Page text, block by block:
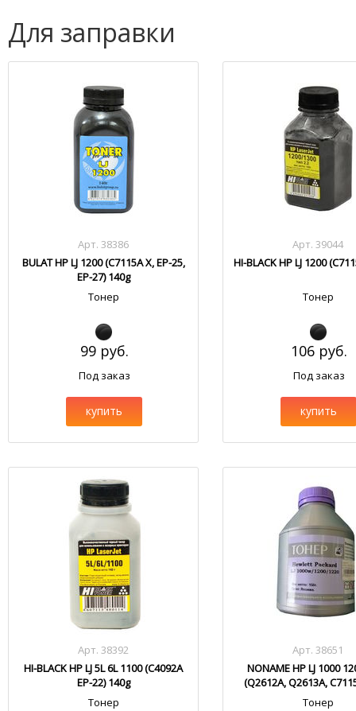
Для заправки
Арт. 38386
BULAT HP LJ 1200 (C7115A X, EP-25,
EP-27) 140g
Тонер
99 руб.
Под заказ
купить
Арт. 39044
HI-BLACK HP LJ 1200
Тонер
106 руб.
Под заказ
купить
Арт. 38392
HI-BLACK HP LJ 5L 6L 1100 (C4092A
EP-22) 140g
Тонер
Арт. 38651
NONAME HP LJ 1000
(Q2612A, Q2613A,
Тонер